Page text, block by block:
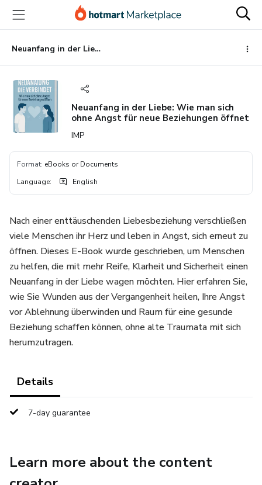
main
content
Neuanfang in der Liebe: Wie man sich ohne Angst für neue Beziehungen öffnet
Neuanfang in der Liebe: Wie man sich
ohne Angst für neue Beziehungen öffnet
IMP
Format: eBooks or Documents
Language: English
Nach einer enttäuschenden Liebesbeziehung verschließen
viele Menschen ihr Herz und leben in Angst, sich erneut zu
öffnen. Dieses E-Book wurde geschrieben, um Menschen
zu helfen, die mit mehr Reife, Klarheit und Sicherheit einen
Neuanfang in der Liebe wagen möchten. Hier erfahren Sie,
wie Sie Wunden aus der Vergangenheit heilen, Ihre Angst
vor Ablehnung überwinden und Raum für eine gesunde
Beziehung schaffen können, ohne alte Traumata mit sich
herumzutragen.
Details
7-day guarantee
Learn more about the content